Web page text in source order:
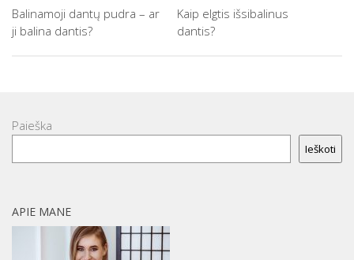
Balinamoji dantų pudra – ar
ji balina dantis?
Kaip elgtis išsibalinus
dantis?
Paieška
Ieškoti
APIE MANE